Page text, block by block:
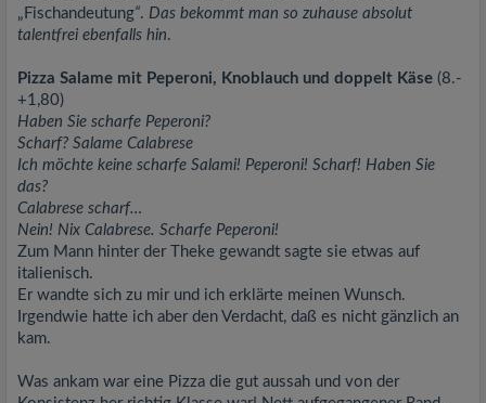
„Fischandeutung“. Das bekommt man so zuhause absolut
talentfrei ebenfalls hin.
Pizza Salame mit Peperoni, Knoblauch und doppelt Käse (8.-
+1,80)
Haben Sie scharfe Peperoni?
Scharf? Salame Calabrese
Ich möchte keine scharfe Salami! Peperoni! Scharf! Haben Sie
das?
Calabrese scharf…
Nein! Nix Calabrese. Scharfe Peperoni!
Zum Mann hinter der Theke gewandt sagte sie etwas auf
italienisch.
Er wandte sich zu mir und ich erklärte meinen Wunsch.
Irgendwie hatte ich aber den Verdacht, daß es nicht gänzlich an
kam.
Was ankam war eine Pizza die gut aussah und von der